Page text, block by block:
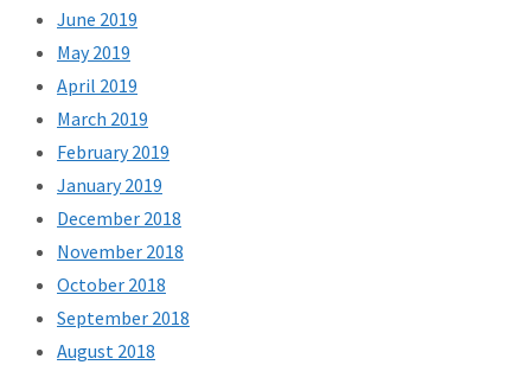
June 2019
May 2019
April 2019
March 2019
February 2019
January 2019
December 2018
November 2018
October 2018
September 2018
August 2018